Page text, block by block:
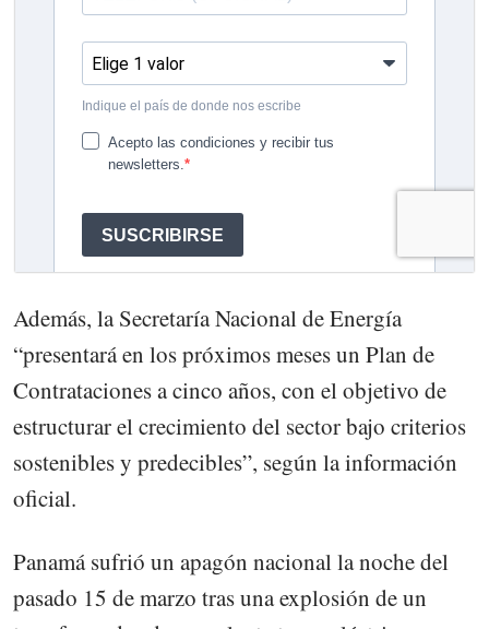
Además, la Secretaría Nacional de Energía
“presentará en los próximos meses un Plan de
Contrataciones a cinco años, con el objetivo de
estructurar el crecimiento del sector bajo criterios
sostenibles y predecibles”, según la información
oficial.
Panamá sufrió un apagón nacional la noche del
pasado 15 de marzo tras una explosión de un